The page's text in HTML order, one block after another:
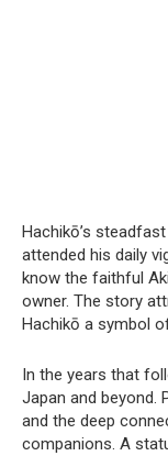
Hachikō’s
attended his daily
know the faithful
owner. The story
Hachikō a symbol
In the years that
Japan and beyond.
and the deep
companions. A